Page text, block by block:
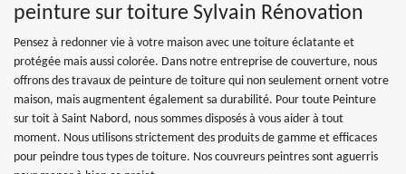
peinture sur toiture Sylvain Rénovation
Pensez à redonner vie à votre maison avec une toiture éclatante et
protégée mais aussi colorée. Dans notre entreprise de couverture, nous
offrons des travaux de peinture de toiture qui non seulement ornent votre
maison, mais augmentent également sa durabilité. Pour toute Peinture
sur toit à Saint Nabord, nous sommes disposés à vous aider à tout
moment. Nous utilisons strictement des produits de gamme et efficaces
pour peindre tous types de toiture. Nos couvreurs peintres sont aguerris